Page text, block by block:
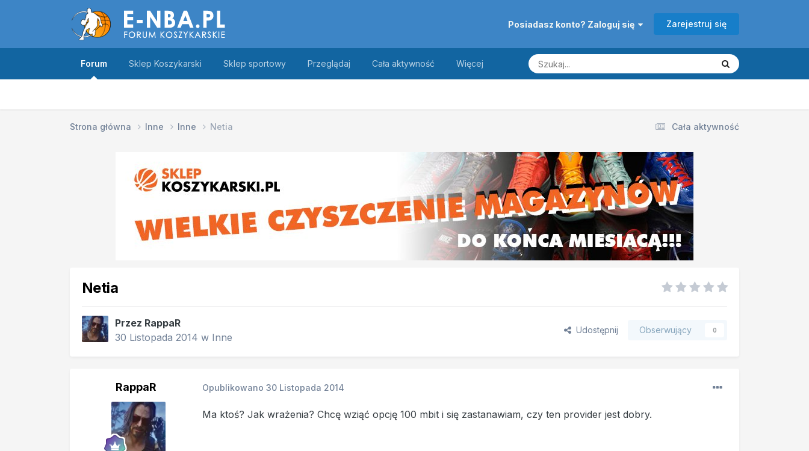
Posiadasz konto? Zaloguj się Zarejestruj się
Forum Sklep Koszykarski Sklep sportowy Przeglądaj Cała aktywność Więcej
Cała aktywność
Strona główna Inne Inne Netia
Netia
Przez RappaR
30 Listopada 2014 w Inne
Udostępnij Obserwujący 0
RappaR Opublikowano 30 Listopada 2014
Ma ktoś? Jak wrażenia? Chcę wziąć opcję 100 mbit i się zastanawiam, czy ten provider jest dobry.